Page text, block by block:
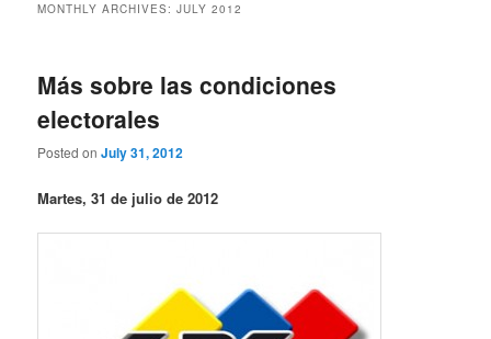
MONTHLY ARCHIVES:JULY 2012
Más sobre las condiciones
electorales
Posted onJuly 31, 2012
Martes, 31 de julio de 2012